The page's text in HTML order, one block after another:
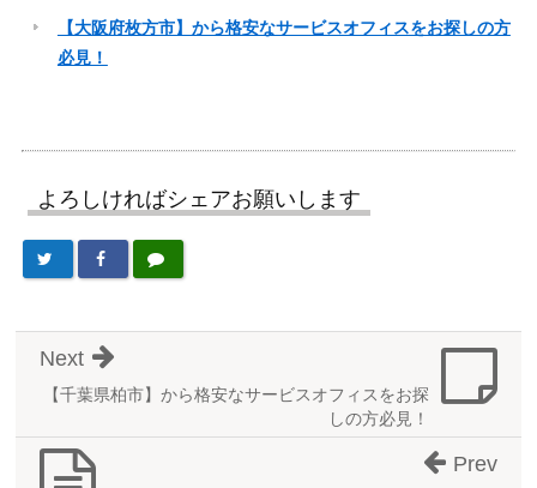
【大阪府枚方市】から格安なサービスオフィスをお探しの方
必見！
よろしければシェアお願いします
【千葉県柏市】から格安なサービスオフィスをお探
しの方必見！
Next
Prev